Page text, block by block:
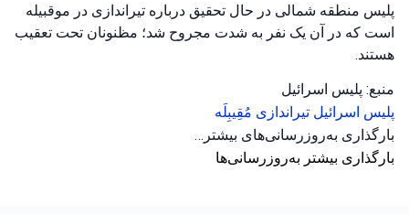
پلیس منطقه شمالی در حال تحقیق درباره تیراندازی در موقبیله
است که در آن یک نفر به شدت مجروح شد؛ مظنونان تحت تعقیب
هستند.
منبع: پلیس اسرائیل
پلیس اسرائیل تیراندازی مُقِیبِلَه
بارگذاری به‌روزرسانی‌های بیشتر…
بارگذاری بیشتر به‌روزرسانی‌ها